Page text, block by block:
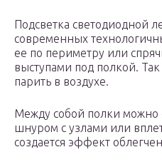
Подсветка светодиодной
современных
ее по периметру или
выступами под полкой.
парить в воздухе.
Между собой полки можно
шнуром с узлами или
создается эффект